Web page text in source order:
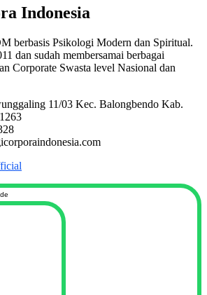
Indonesia
berbasis Psikologi Modern dan Spiritual.
dan sudah membersamai berbagai
Corporate Swasta level Nasional dan
11/03 Kec. Balongbendo Kab.